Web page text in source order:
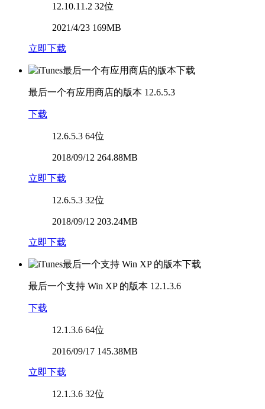
12.10.11.2 32位
2021/4/23 169MB
立即下载
最后一个有应用商店的版本 12.6.5.3
下载
12.6.5.3 64位
2018/09/12 264.88MB
立即下载
12.6.5.3 32位
2018/09/12 203.24MB
立即下载
最后一个支持 Win XP 的版本 12.1.3.6
下载
12.1.3.6 64位
2016/09/17 145.38MB
立即下载
12.1.3.6 32位